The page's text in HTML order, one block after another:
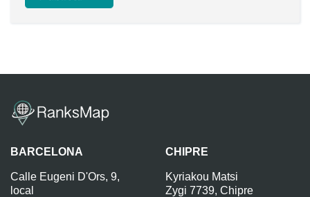
BARCELONA
Calle Eugeni D'Ors, 9,
local
CHIPRE
Kyriakou Matsi
Zygi 7739, Chipre